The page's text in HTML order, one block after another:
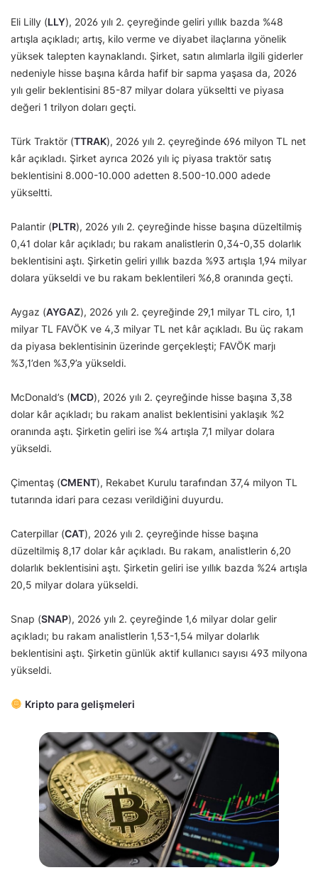
Eli Lilly (LLY), 2026 yılı 2. çeyreğinde geliri yıllık bazda %48
artışla açıkladı; artış, kilo verme ve diyabet ilaçlarına yönelik
yüksek talepten kaynaklandı. Şirket, satın alımlarla ilgili giderler
nedeniyle hisse başına kârda hafif bir sapma yaşasa da, 2026
yılı gelir beklentisini 85-87 milyar dolara yükseltti ve piyasa
değeri 1 trilyon doları geçti.
Türk Traktör (TTRAK), 2026 yılı 2. çeyreğinde 696 milyon TL net
kâr açıkladı. Şirket ayrıca 2026 yılı iç piyasa traktör satış
beklentisini 8.000-10.000 adetten 8.500-10.000 adede
yükseltti.
Palantir (PLTR), 2026 yılı 2. çeyreğinde hisse başına düzeltilmiş
0,41 dolar kâr açıkladı; bu rakam analistlerin 0,34-0,35 dolarlık
beklentisini aştı. Şirketin geliri yıllık bazda %93 artışla 1,94 milyar
dolara yükseldi ve bu rakam beklentileri %6,8 oranında geçti.
Aygaz (AYGAZ), 2026 yılı 2. çeyreğinde 29,1 milyar TL ciro, 1,1
milyar TL FAVÖK ve 4,3 milyar TL net kâr açıkladı. Bu üç rakam
da piyasa beklentisinin üzerinde gerçekleşti; FAVÖK marjı
%3,1’den %3,9’a yükseldi.
McDonald’s (MCD), 2026 yılı 2. çeyreğinde hisse başına 3,38
dolar kâr açıkladı; bu rakam analist beklentisini yaklaşık %2
oranında aştı. Şirketin geliri ise %4 artışla 7,1 milyar dolara
yükseldi.
Çimentaş (CMENT), Rekabet Kurulu tarafından 37,4 milyon TL
tutarında idari para cezası verildiğini duyurdu.
Caterpillar (CAT), 2026 yılı 2. çeyreğinde hisse başına
düzeltilmiş 8,17 dolar kâr açıkladı. Bu rakam, analistlerin 6,20
dolarlık beklentisini aştı. Şirketin geliri ise yıllık bazda %24 artışla
20,5 milyar dolara yükseldi.
Snap (SNAP), 2026 yılı 2. çeyreğinde 1,6 milyar dolar gelir
açıkladı; bu rakam analistlerin 1,53-1,54 milyar dolarlık
beklentisini aştı. Şirketin günlük aktif kullanıcı sayısı 493 milyona
yükseldi.
Kripto para gelişmeleri